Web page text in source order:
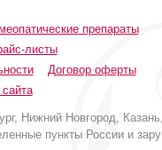
препараты
листы
Договор оферты
сайта
Нижний Новгород,
пункты России и